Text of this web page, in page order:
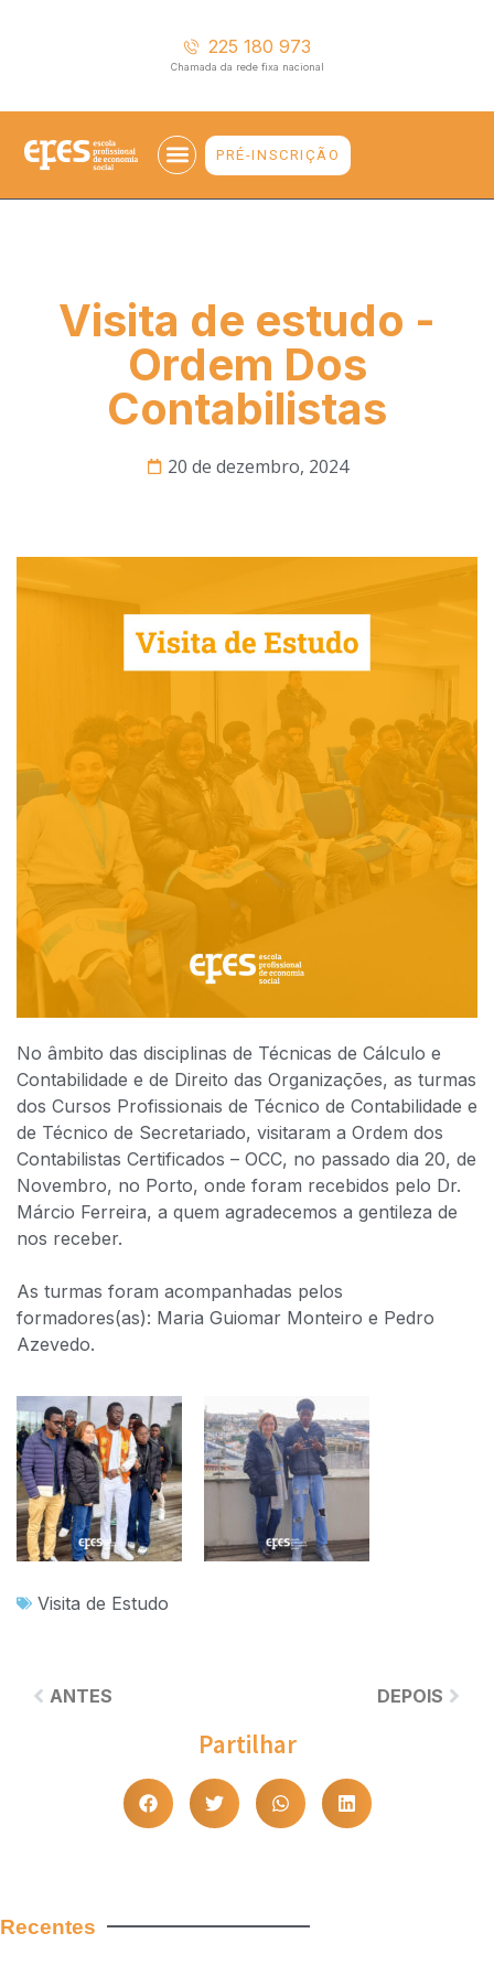
225 180 973
Chamada da rede fixa nacional
PRÉ-INSCRIÇÃO
Visita de estudo -
Ordem Dos
Contabilistas
20 de dezembro, 2024
No âmbito das disciplinas de Técnicas de Cálculo e
Contabilidade e de Direito das Organizações, as turmas
dos Cursos Profissionais de Técnico de Contabilidade e
de Técnico de Secretariado, visitaram a Ordem dos
Contabilistas Certificados – OCC, no passado dia 20, de
Novembro, no Porto, onde foram recebidos pelo Dr.
Márcio Ferreira, a quem agradecemos a gentileza de
nos receber.​
As turmas foram acompanhadas pelos
formadores(as): Maria Guiomar Monteiro e Pedro
Azevedo​.
Visita de Estudo
ANTES DEPOIS
Partilhar
Recentes